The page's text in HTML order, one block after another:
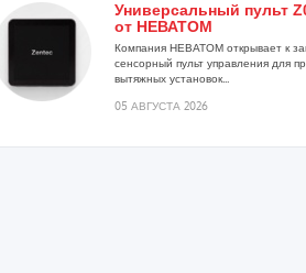
Универсальный пульт
от НЕВАТОМ
Компания НЕВАТОМ открывает к
сенсорный пульт управления для
вытяжных установок...
05 АВГУСТА 2026